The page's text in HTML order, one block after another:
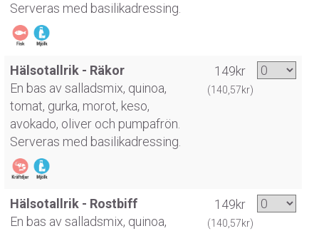
Serveras med basilikadressing.
Hälsotallrik - Räkor
En bas av salladsmix, quinoa,
tomat, gurka, morot, keso,
avokado, oliver och pumpafrön.
Serveras med basilikadressing.
149kr
(140,57kr)
Hälsotallrik - Rostbiff
En bas av salladsmix, quinoa,
149kr
(140,57kr)